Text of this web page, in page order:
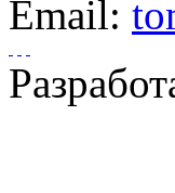
Email: